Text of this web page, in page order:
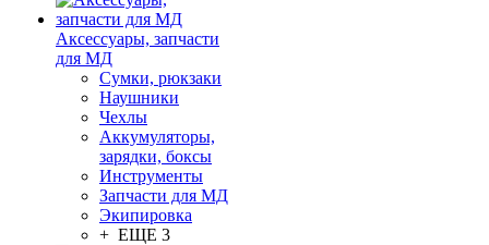
Аксессуары, запчасти
для МД
Сумки, рюкзаки
Наушники
Чехлы
Аккумуляторы,
зарядки, боксы
Инструменты
Запчасти для МД
Экипировка
+ ЕЩЕ 3